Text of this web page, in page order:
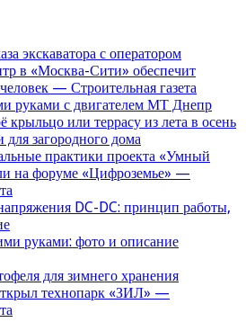
экскаватора с оператором
в «Москва-Сити» обеспечит
— Строительная газета
руками с двигателем МТ Днепр
крыльцо или террасу из лета в осень
загородного дома
практики проекта «Умный
на форуме «Цифроземье» —
DC-DC: принцип работы,
руками: фото и описание
для зимнего хранения
технопарк «ЗИЛ» —